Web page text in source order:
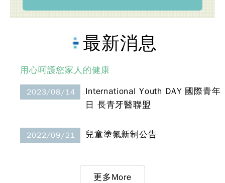
最新消息
用心呵護您家人的健康
2023/08/14
International Youth DAY 國際青年
日 長青牙醫聯盟
2022/09/21 兒童塗氟新制公告
更多More